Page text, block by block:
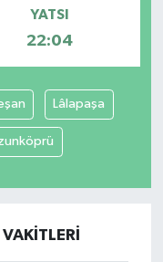
YATSI
22:04
Lâlapaşa